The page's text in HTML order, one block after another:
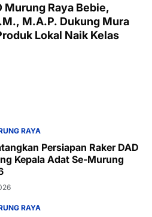
Murung Raya Bebie,
M.A.P. Dukung Mura
Lokal Naik Kelas
RAYA
Persiapan Raker DAD
Kepala Adat Se-Murung
RAYA